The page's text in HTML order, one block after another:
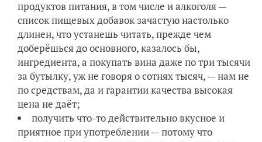
продуктов питания, в том числе и алкоголя —
список пищевых добавок зачастую настолько
длинен, что устанешь читать, прежде чем
доберёшься до основного, казалось бы,
ингредиента, а покупать вина даже по три тысячи
за бутылку, уж не говоря о сотнях тысяч, — нам не
по средствам, да и гарантии качества высокая
цена не даёт;
получить что-то действительно вкусное и
приятное при употреблении — потому что